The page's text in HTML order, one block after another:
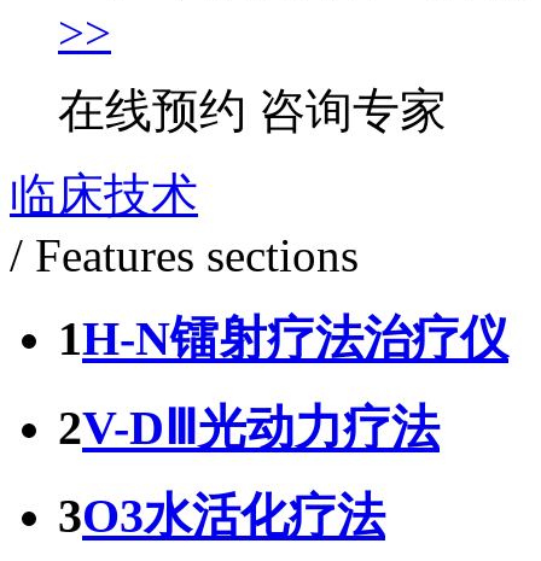
>>
在线预约 咨询专家
临床技术
/ Features sections
1H-N镭射疗法治疗仪
2V-DⅢ光动力疗法
3O3水活化疗法